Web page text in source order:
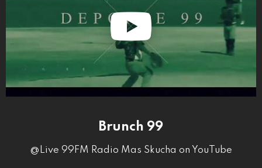
Brunch 99
@Live 99FM Radio Mas Skucha on YouTube